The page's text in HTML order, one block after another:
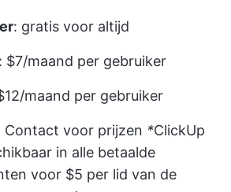
: gratis voor altijd
: $7/maand per gebruiker
maand per gebruiker
Contact voor prijzen *ClickUp
in alle betaalde
voor $5 per lid van de